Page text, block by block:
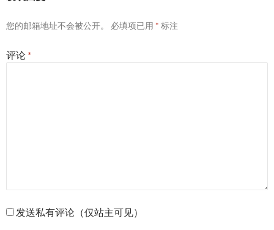
您的邮箱地址不会被公开。 必填项已用 * 标注
评论 *
发送私有评论（仅站主可见）